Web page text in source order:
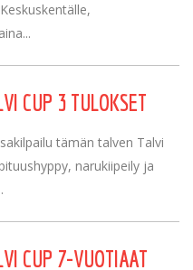
CUP 3 TULOKSET
tämän talven Talvi
narukiipeily ja
CUP 7-VUOTIAAT